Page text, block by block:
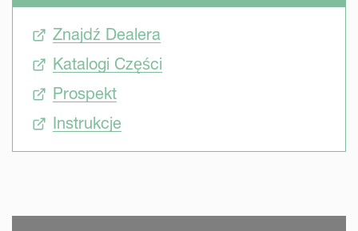
Znajdź Dealera
Katalogi Części
Prospekt
Instrukcje